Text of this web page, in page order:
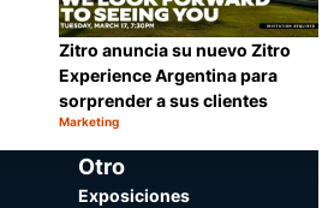
Compartir
Zitro anuncia su nuevo Zitro
Experience Argentina para
sorprender a sus clientes
Categoría:
Marketing
Otro
Exposiciones